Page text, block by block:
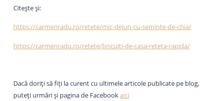
Citește și:
https://carmenradu.ro/retete/mic-dejun-cu-seminte-de-chia/
https://carmenradu.ro/retete/biscuiti-de-casa-reteta-rapida/
Dacă doriți să fiți la curent cu ultimele articole publicate pe blog,
puteți urmări și pagina de Facebookaici